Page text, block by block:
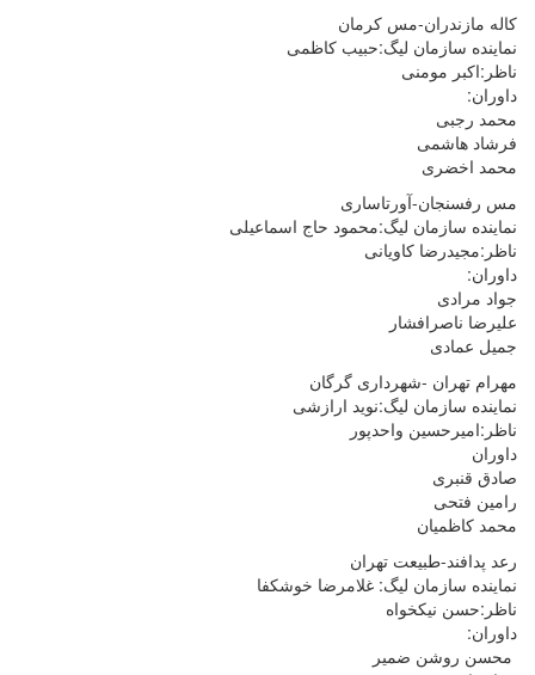
کاله مازندران-مس کرمان
نماینده سازمان لیگ:حبیب کاظمی
ناظر:اکبر مومنی
داوران:
محمد رجبی
فرشاد هاشمی
محمد اخضری
مس رفسنجان-آورتاساری
نماینده سازمان لیگ:محمود حاج اسماعیلی
ناظر:مجیدرضا کاویانی
داوران:
جواد مرادی
علیرضا ناصرافشار
جمیل عمادی
مهرام تهران -شهرداری گرگان
نماینده سازمان لیگ:نوید ارازشی
ناظر:امیرحسین واحدپور
داوران
صادق قنبری
رامین فتحی
محمد کاظمیان
رعد پدافند-طبیعت تهران
نماینده سازمان لیگ: غلامرضا خوشکفا
ناظر:حسن نیکخواه
داوران:
محسن روشن ضمیر